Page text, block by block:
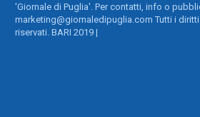
'Giornale di Puglia'. Per contatti, info o
marketing@giornaledipuglia.com Tutti i
riservati. BARI 2019 |